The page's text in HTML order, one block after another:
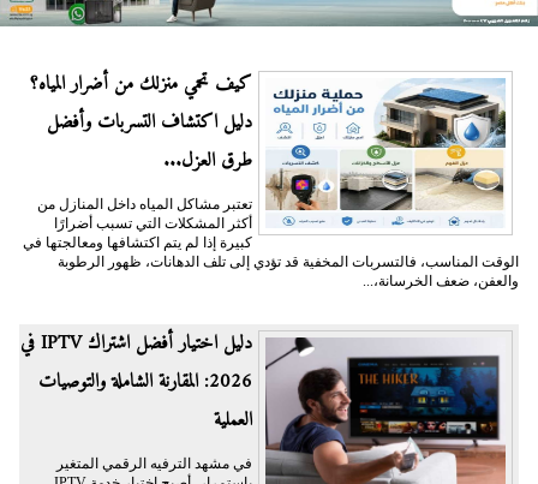
كيف تحمي منزلك من أضرار المياه؟
دليل اكتشاف التسربات وأفضل
طرق العزل...
تعتبر مشاكل المياه داخل المنازل من
أكثر المشكلات التي تسبب أضرارًا
كبيرة إذا لم يتم اكتشافها ومعالجتها في
الوقت المناسب، فالتسربات المخفية قد تؤدي إلى تلف الدهانات، ظهور الرطوبة
والعفن، ضعف الخرسانة،...
دليل اختيار أفضل اشتراك IPTV في
2026: المقارنة الشاملة والتوصيات
العملية
في مشهد الترفيه الرقمي المتغير